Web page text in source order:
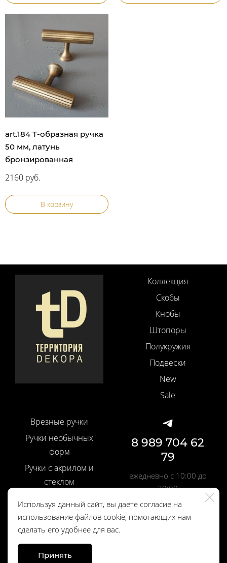
art.184 Т-образная ручка
50 мм, латунь
бронзированная
2160 руб.
В корзину
Коллекция
Скобы
Кнобы
Штопоры
Полукружия
Подвески
New
Sale
Врезные ручки
Ручки необычных
форм
Ручки с акрилом и
стеклом
Шелковые кисти
Профильные ручки
Дверные ручки
8 989 704 62
79
ежедневно с 10:00 до
20:00
Политика
Используя данный сайт, вы даете согласие на
использование файлов cookie, помогающих нам
сделать его удобнее для вас.
Принять